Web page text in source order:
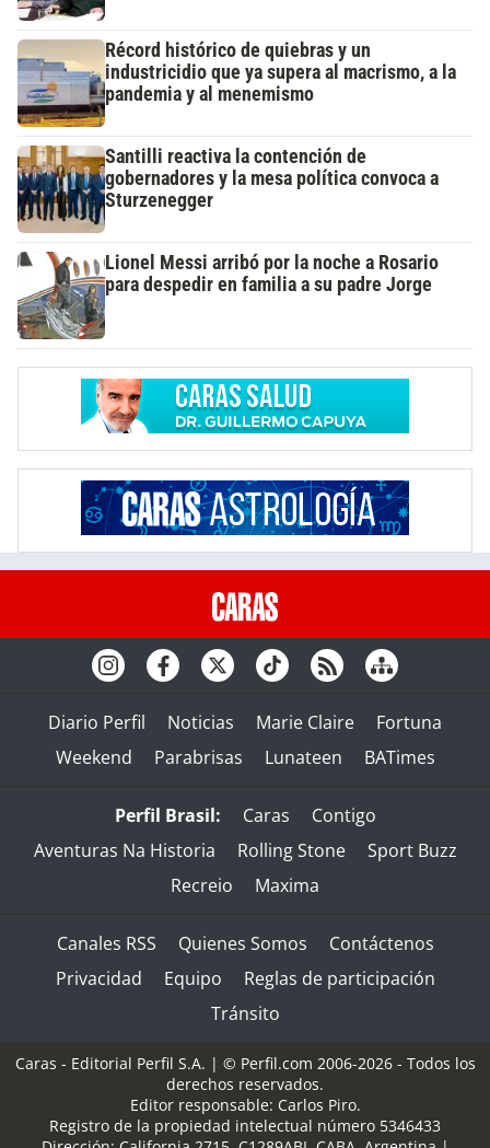
Récord histórico de quiebras y un
industricidio que ya supera al macrismo, a la
pandemia y al menemismo
Santilli reactiva la contención de
gobernadores y la mesa política convoca a
Sturzenegger
Lionel Messi arribó por la noche a Rosario
para despedir en familia a su padre Jorge
Diario Perfil Noticias Marie Claire
Fortuna
Weekend
Parabrisas Lunateen BATimes
Perfil Brasil: Caras
Contigo
Aventuras Na Historia
Rolling Stone
Sport Buzz
Recreio
Maxima
Canales RSS Quienes Somos
Contáctenos
Privacidad
Equipo
Reglas de participación
Tránsito
Caras - Editorial Perfil S.A. | © Perfil.com 2006-2026 - Todos los
derechos reservados.
Editor responsable: Carlos Piro.
Registro de la propiedad intelectual número 5346433